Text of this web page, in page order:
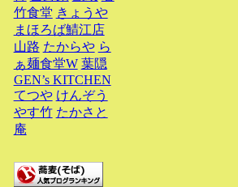
竹食堂 きょうや
まほろば鯖江店
山路 たからや ら
ぁ麺食堂W 葉隠
GEN’s KITCHEN
てつや けんぞう
やす竹 たかさと
庵